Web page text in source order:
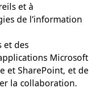
et à
de l’information
et des
Microsoft
et SharePoint, et de
la collaboration.